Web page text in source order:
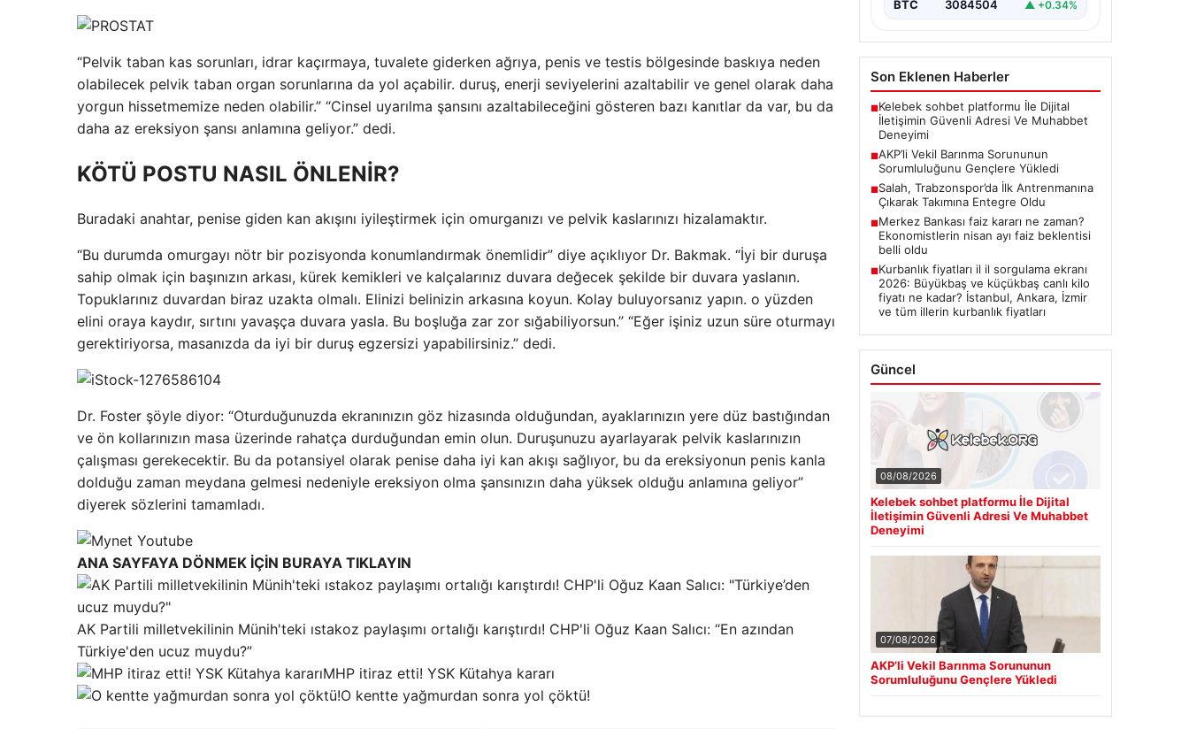
“Pelvik taban kas sorunları, idrar kaçırmaya, tuvalete giderken ağrıya, penis ve testis bölgesinde baskıya neden
olabilecek pelvik taban organ sorunlarına da yol açabilir. duruş, enerji seviyelerini azaltabilir ve genel olarak daha
yorgun hissetmemize neden olabilir.” “Cinsel uyarılma şansını azaltabileceğini gösteren bazı kanıtlar da var, bu da
daha az ereksiyon şansı anlamına geliyor.” dedi.
KÖTÜ POSTU NASIL ÖNLENİR?
Buradaki anahtar, penise giden kan akışını iyileştirmek için omurganızı ve pelvik kaslarınızı hizalamaktır.
“Bu durumda omurgayı nötr bir pozisyonda konumlandırmak önemlidir” diye açıklıyor Dr. Bakmak. “İyi bir duruşa
sahip olmak için başınızın arkası, kürek kemikleri ve kalçalarınız duvara değecek şekilde bir duvara yaslanın.
Topuklarınız duvardan biraz uzakta olmalı. Elinizi belinizin arkasına koyun. Kolay buluyorsanız yapın. o yüzden
elini oraya kaydır, sırtını yavaşça duvara yasla. Bu boşluğa zar zor sığabiliyorsun.” “Eğer işiniz uzun süre oturmayı
gerektiriyorsa, masanızda da iyi bir duruş egzersizi yapabilirsiniz.” dedi.
Dr. Foster şöyle diyor: “Oturduğunuzda ekranınızın göz hizasında olduğundan, ayaklarınızın yere düz bastığından
ve ön kollarınızın masa üzerinde rahatça durduğundan emin olun. Duruşunuzu ayarlayarak pelvik kaslarınızın
çalışması gerekecektir. Bu da potansiyel olarak penise daha iyi kan akışı sağlıyor, bu da ereksiyonun penis kanla
dolduğu zaman meydana gelmesi nedeniyle ereksiyon olma şansınızın daha yüksek olduğu anlamına geliyor”
diyerek sözlerini tamamladı.
ANA SAYFAYA DÖNMEK İÇİN BURAYA TIKLAYIN
AK Partili milletvekilinin Münih'teki ıstakoz paylaşımı ortalığı karıştırdı! CHP'li Oğuz Kaan Salıcı: “En azından
Türkiye'den ucuz muydu?”
MHP itiraz etti! YSK Kütahya kararı
O kentte yağmurdan sonra yol çöktü!
BTC 3084504 ▲ +0.34%
Son Eklenen Haberler
■Kelebek sohbet platformu İle Dijital
İletişimin Güvenli Adresi Ve Muhabbet
Deneyimi
■AKP’li Vekil Barınma Sorununun
Sorumluluğunu Gençlere Yükledi
■Salah, Trabzonspor’da İlk Antrenmanına
Çıkarak Takımına Entegre Oldu
■Merkez Bankası faiz kararı ne zaman?
Ekonomistlerin nisan ayı faiz beklentisi
belli oldu
■Kurbanlık fiyatları il il sorgulama ekranı
2026: Büyükbaş ve küçükbaş canlı kilo
fiyatı ne kadar? İstanbul, Ankara, İzmir
ve tüm illerin kurbanlık fiyatları
Güncel
08/08/2026
Kelebek sohbet platformu İle Dijital
İletişimin Güvenli Adresi Ve Muhabbet
Deneyimi
07/08/2026
AKP’li Vekil Barınma Sorununun
Sorumluluğunu Gençlere Yükledi